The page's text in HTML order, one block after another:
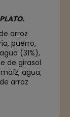
arroz
puerro,
(31%),
de girasol
agua,
arroz